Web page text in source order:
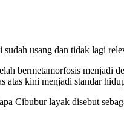
usang dan tidak lagi
bermetamorfosis menjadi
atas kini menjadi standar
Cibubur layak disebut